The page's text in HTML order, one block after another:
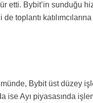
etti. Bybit’in sunduğu
toplantı katılımcılarına
Bybit üst düzey
ise Ayı piyasasında